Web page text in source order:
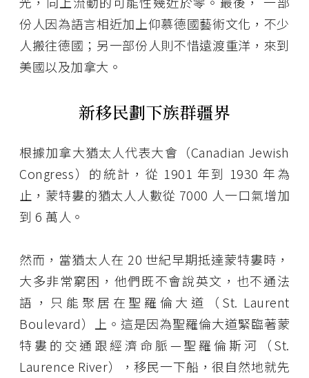
份人因為語言相近加上仰慕德國藝術文化，不少
人搬往德國；另一部份人則不惜遠渡重洋，來到
美國以及加拿大。
新移民劃下族群疆界
根據加拿大猶太人代表大會（Canadian Jewish
Congress）的統計，從 1901 年到 1930 年為
止，蒙特婁的猶太人人數從 7000 人一口氣增加
到 6 萬人。
然而，當猶太人在 20 世紀早期抵達蒙特婁時，
大多非常窮困，他們既不會說英文，也不通法
語，只能聚居在聖羅倫大道（St. Laurent
Boulevard）上。這是因為聖羅倫大道緊臨著蒙
特婁的交通跟經濟命脈—聖羅倫斯河（St.
Laurence River），移民一下船，很自然地就先